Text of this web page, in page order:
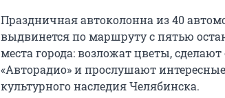
Праздничная автоколонна из 40
выдвинется по маршруту с пятью
места города: возложат цветы,
«Авторадио» и прослушают
культурного наследия Челябинска.